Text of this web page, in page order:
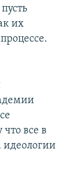
их
все в
идеологии